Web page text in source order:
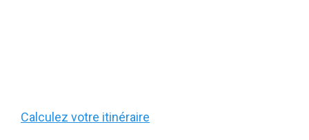
Calculez votre itinéraire